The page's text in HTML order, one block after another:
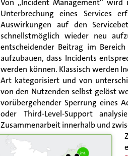
Von „Incident Management“
Unterbrechung eines Services
Auswirkungen auf den
schnellstmöglich wieder neu
entscheidender Beitrag im
aufzubauen, dass Incidents
werden können. Klassisch werden
Art kategorisiert und von
von den Nutzenden selbst gelöst
vorübergehender Sperrung eines
oder Third-Level-Support
Zusammenarbeit innerhalb und